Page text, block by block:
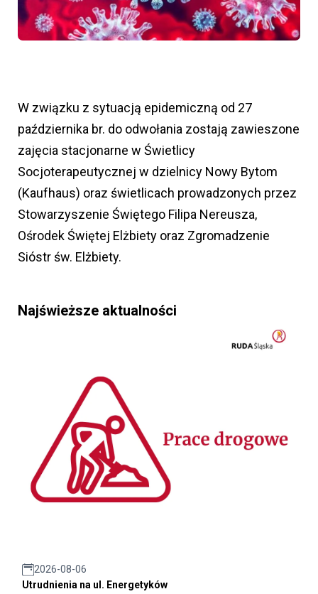
W związku z sytuacją epidemiczną od 27
października br. do odwołania zostają zawieszone
zajęcia stacjonarne w Świetlicy
Socjoterapeutycznej w dzielnicy Nowy Bytom
(Kaufhaus) oraz świetlicach prowadzonych przez
Stowarzyszenie Świętego Filipa Nereusza,
Ośrodek Świętej Elżbiety oraz Zgromadzenie
Sióstr św. Elżbiety.
Najświeższe aktualności
2026-08-06
Utrudnienia na ul. Energetyków